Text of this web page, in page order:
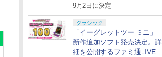
9月2日に決定
クラシック
「イーグレットツー ミニ」
新作追加ソフト発売決定。詳
細を公開するファミ通LIVEが